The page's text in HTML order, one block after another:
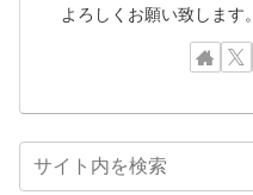
よろしくお願い致します。